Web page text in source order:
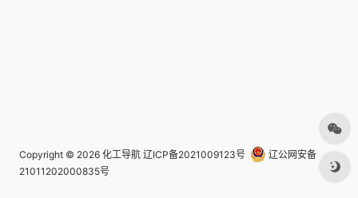
Copyright © 2026 化工导航 辽ICP备2021009123号
辽公网安备
21011202000835号